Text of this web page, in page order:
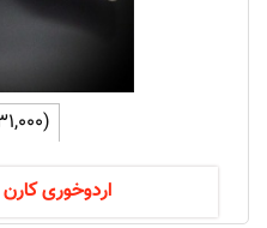
(31,000تومان)
اردوخوری کارن 4تایی دسته دار